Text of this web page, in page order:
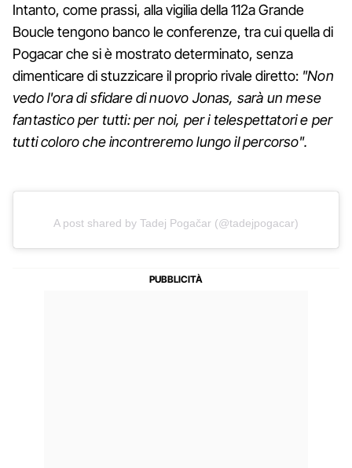
Intanto, come prassi, alla vigilia della 112a Grande
Boucle tengono banco le conferenze, tra cui quella di
Pogacar che si è mostrato determinato, senza
dimenticare di stuzzicare il proprio rivale diretto: "Non
vedo l'ora di sfidare di nuovo Jonas, sarà un mese
fantastico per tutti: per noi, per i telespettatori e per
tutti coloro che incontreremo lungo il percorso".
A post shared by Tadej Pogačar (@tadejpogacar)